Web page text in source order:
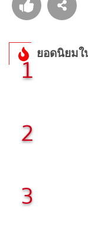
ยอดนิยม
1
2
3